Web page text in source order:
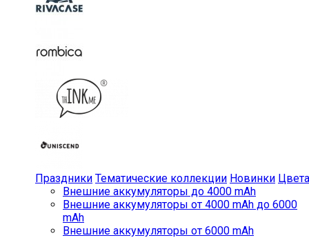
Праздники Тематические коллекции Новинки Цвета
Внешние аккумуляторы до 4000 mAh
Внешние аккумуляторы от 4000 mAh до 6000
mAh
Внешние аккумуляторы от 6000 mAh